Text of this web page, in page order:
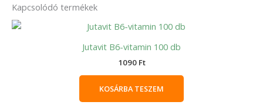
Kapcsolódó termékek
Jutavit B6-vitamin 100 db
1090 Ft
KOSÁRBA TESZEM